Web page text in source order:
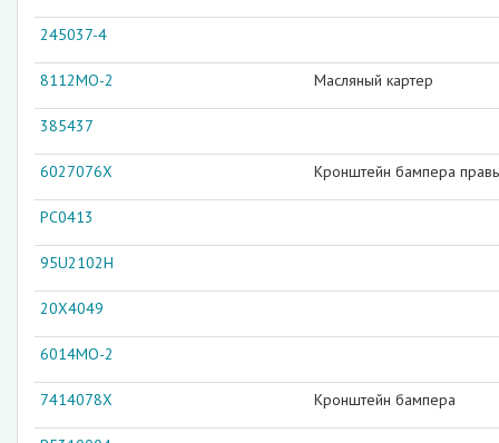
245037-4
8112MO-2 Масляный картер
385437
6027076X Кронштейн бампера
PC0413
95U2102H
20X4049
6014MO-2
7414078X Кронштейн бампера